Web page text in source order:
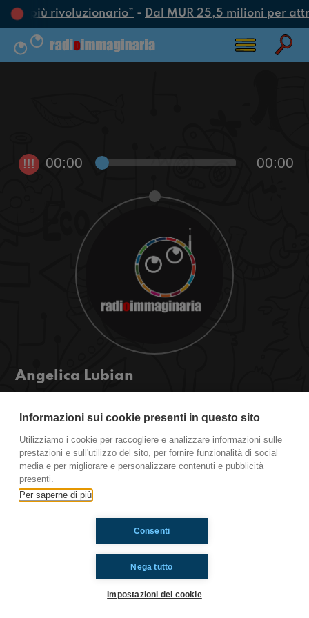
più rivoluzionario”- Dal MUR 25,5 milioni per
!!! 00:00 00:00
Angelica Lubian
per le sue splendide doti canore, ci ha concesso
degli inediti bellissimi!!!
Ti è piaciuto? Condividilo!
Informazioni sui cookie presenti in questo sito
Utilizziamo i cookie per raccogliere e analizzare informazioni sulle
prestazioni e sull'utilizzo del sito, per fornire funzionalità di social
media e per migliorare e personalizzare contenuti e pubblicità
presenti.
Per saperne di più
Nega tutto
Consenti
Impostazioni dei cookie